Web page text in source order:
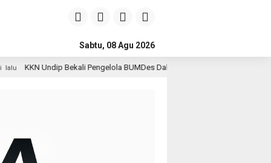
Sabtu, 08 Agu 2026
Pengelola BUMDes Dalangan dengan Pola Pikir Inovatif